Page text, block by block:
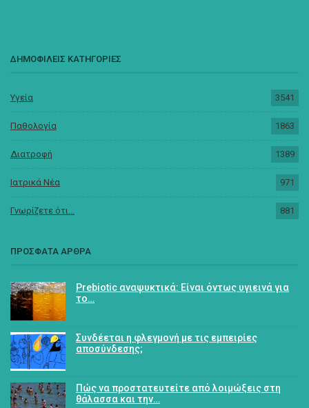
ΔΗΜΟΦΙΛΕΙΣ ΚΑΤΗΓΟΡΙΕΣ
Υγεία 3541
Παθολογία 1863
Διατροφή 1389
Ιατρικά Νέα 971
Γνωρίζετε ότι... 881
ΠΡΟΣΦΑΤΑ ΑΡΘΡΑ
Prebiotic αναψυκτικά: Είναι όντως υγιεινά για
το…
Συνδέεται η φλεγμονή με τις εμπειρίες
αποσύνδεσης;
Πώς να προστατευτείτε από λοιμώξεις στη
θάλασσα και την…